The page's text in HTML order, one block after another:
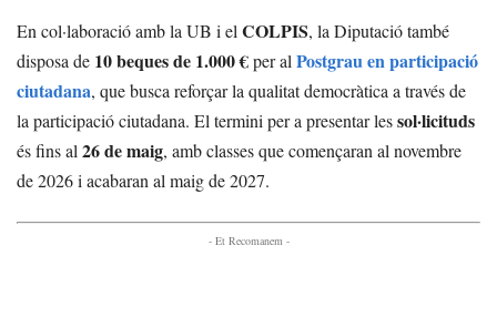
En col·laboració amb la UB i el COLPIS, la Diputació també
disposa de 10 beques de 1.000 €per al Postgrau en participació
ciutadana, que busca reforçar la qualitat democràtica a través de
la participació ciutadana. El termini per a presentar lessol·licituds
és fins al 26 de maig, amb classes que començaran al novembre
de 2026 i acabaran al maig de 2027.
- Et Recomanem -